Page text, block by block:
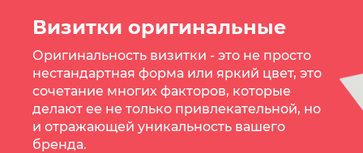
Визитки оригинальные
Оригинальность визитки - это не просто
нестандартная форма или яркий цвет, это
сочетание многих факторов, которые
делают ее не только привлекательной, но
и отражающей уникальность вашего
бренда.